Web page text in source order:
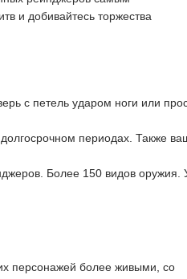
и добивайтесь торжества
с петель ударом ноги или
периодах. Также
Более 150 видов оружия.
персонажей более живыми, со